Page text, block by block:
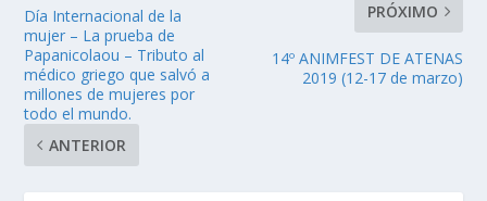
Día Internacional de la
mujer – La prueba de
Papanicolaou – Tributo al
médico griego que salvó a
millones de mujeres por
todo el mundo.
ANTERIOR
PRÓXIMO
14º ANIMFEST DE ATENAS
2019 (12-17 de marzo)